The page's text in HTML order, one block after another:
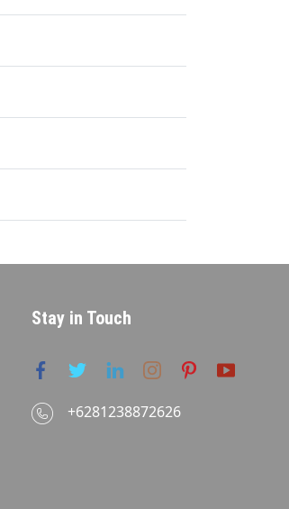
Stay in Touch
+6281238872626